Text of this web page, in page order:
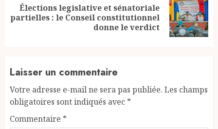
Next
Élections legislative et sénatoriale
partielles : le Conseil constitutionnel
donne le verdict
Laisser un commentaire
Votre adresse e-mail ne sera pas publiée. Les champs
obligatoires sont indiqués avec *
Commentaire *